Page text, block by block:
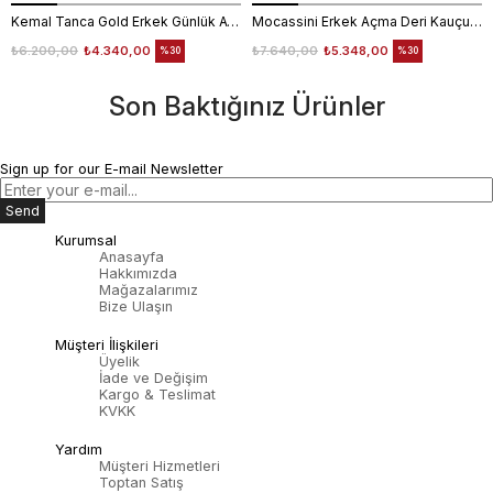
Kemal Tanca Gold Erkek Günlük Ayakkabı 6612-152
₺4.340,00
₺6.200,00 %30
Mocassini Erkek Açma Deri Kauçuk Taban Bordo Günlük Ayakkabı
₺5.348,00
₺7.640,00 %30
Son Baktığınız Ürünler
Sign up for our E-mail Newsletter
Send
Kurumsal
Anasayfa
Hakkımızda
Mağazalarımız
Bize Ulaşın
Müşteri İlişkileri
Üyelik
İade ve Değişim
Kargo & Teslimat
KVKK
Yardım
Müşteri Hizmetleri
Toptan Satış